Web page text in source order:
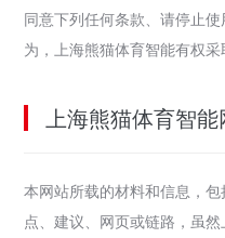
同意下列任何条款、请停止
为，上海熊猫体育智能有权采
上海熊猫体育智
本网站所载的材料和信息，
点、建议、网页或链路，虽